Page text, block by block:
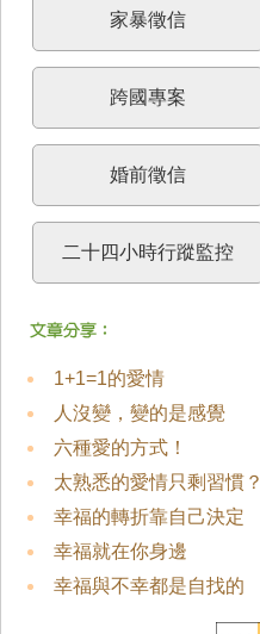
家暴徵信
跨國專案
婚前徵信
二十四小時行蹤監控
1+1=1的愛情
人沒變，變的是感覺
六種愛的方式！
太熟悉的愛情只剩習慣？
幸福的轉折靠自己決定
幸福就在你身邊
幸福與不幸都是自找的